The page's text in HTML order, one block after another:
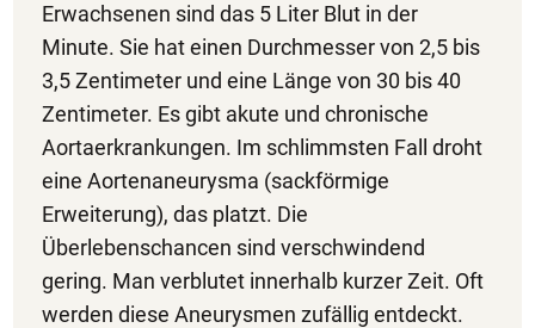
Erwachsenen sind das 5 Liter Blut in der
Minute. Sie hat einen Durchmesser von 2,5 bis
3,5 Zentimeter und eine Länge von 30 bis 40
Zentimeter. Es gibt akute und chronische
Aortaerkrankungen. Im schlimmsten Fall droht
eine Aortenaneurysma (sackförmige
Erweiterung), das platzt. Die
Überlebenschancen sind verschwindend
gering. Man verblutet innerhalb kurzer Zeit. Oft
werden diese Aneurysmen zufällig entdeckt.